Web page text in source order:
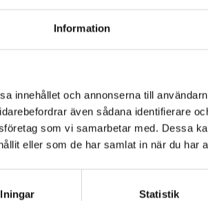
Information
innehållet och annonserna till
även sådana identifierare
som vi samarbetar med. Dessa
eller som de har samlat in när du har
Statistik
i en rotationsplast av hög